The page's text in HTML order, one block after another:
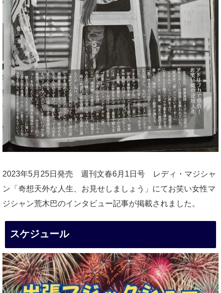
2023年5月25日発売 週刊文春6月1日号 レディ・マジシャ
ン「奇想天外な人生、お見せしましょう」にてお笑い女性マ
ジシャン荒木巴のインタビュー記事が掲載されました。
スケジュール